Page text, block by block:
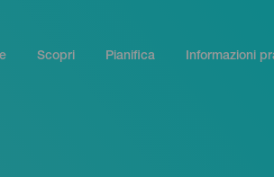
Scopri Pianifica Informazioni